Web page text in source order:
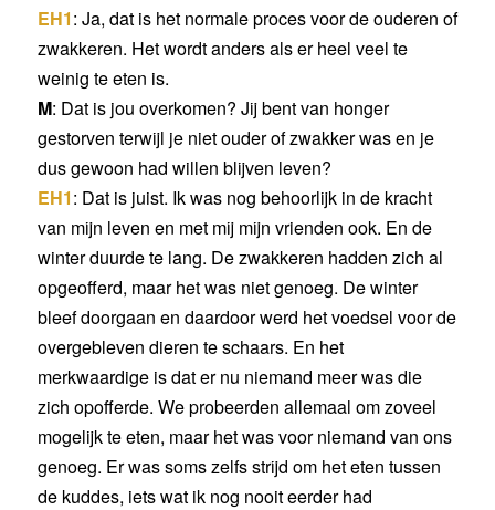
EH1: Ja, dat is het normale proces voor de ouderen of
zwakkeren. Het wordt anders als er heel veel te
weinig te eten is.
M: Dat is jou overkomen? Jij bent van honger
gestorven terwijl je niet ouder of zwakker was en je
dus gewoon had willen blijven leven?
EH1: Dat is juist. Ik was nog behoorlijk in de kracht
van mijn leven en met mij mijn vrienden ook. En de
winter duurde te lang. De zwakkeren hadden zich al
opgeofferd, maar het was niet genoeg. De winter
bleef doorgaan en daardoor werd het voedsel voor de
overgebleven dieren te schaars. En het
merkwaardige is dat er nu niemand meer was die
zich opofferde. We probeerden allemaal om zoveel
mogelijk te eten, maar het was voor niemand van ons
genoeg. Er was soms zelfs strijd om het eten tussen
de kuddes, iets wat ik nog nooit eerder had